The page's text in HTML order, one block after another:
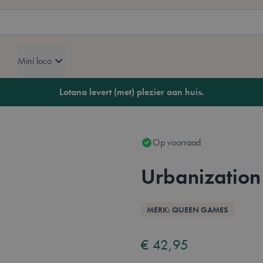
Mini loco
Lotana levert (met) plezier aan huis.
Op voorraad
Urbanization
Overzicht
MERK: QUEEN GAMES
€ 42,95